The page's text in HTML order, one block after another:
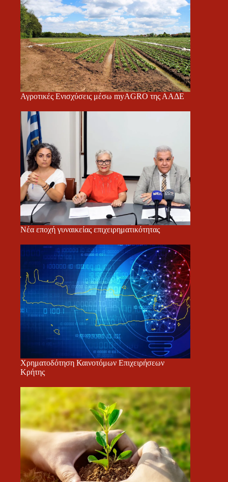
Αγροτικές Ενισχύσεις μέσω myAGRO της ΑΑΔΕ
Νέα εποχή γυναικείας επιχειρηματικότητας
Χρηματοδότηση Καινοτόμων Επιχειρήσεων
Κρήτης